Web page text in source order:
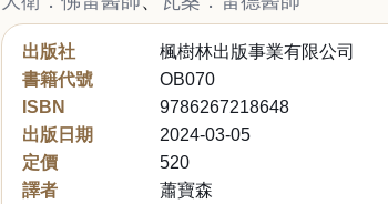
出版社
楓樹林出版事業有限公司
書籍代號
OB070
ISBN
9786267218648
出版日期
2024-03-05
定價
520
譯者
蕭寶森